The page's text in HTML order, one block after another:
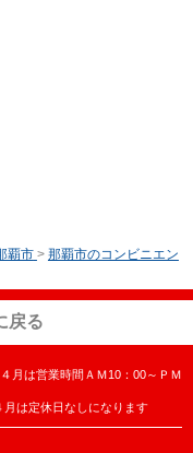
覇市 > 那覇市のコンビニエン
戻る
月は営業時間ＡＭ10：00～ＰＭ
は定休日なしになります